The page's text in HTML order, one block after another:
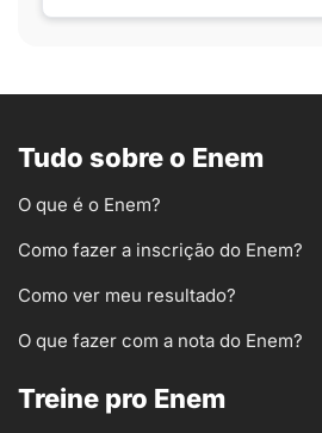
Tudo sobre o Enem
O que é o Enem?
Como fazer a inscrição do Enem?
Como ver meu resultado?
O que fazer com a nota do Enem?
Treine pro Enem